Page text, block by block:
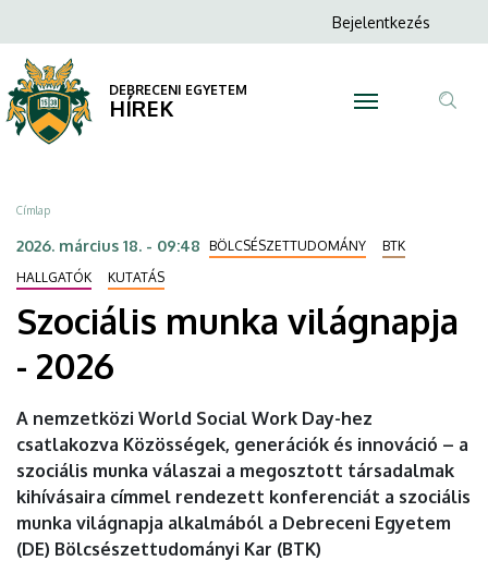
munka
világnapja
2026
DEBRECENI
EGYETEM
a
tartalomra
Anonim
menüje
Bejelentkezés
DEBRECENI EGYETEM
HÍREK
Morzsa
Címlap
2026. március 18. - 09:48 BÖLCSÉSZETTUDOMÁNY
BTK
HALLGATÓK
KUTATÁS
Szociális munka világnapja
- 2026
A nemzetközi World Social Work Day-hez
csatlakozva Közösségek, generációk és innováció – a
szociális munka válaszai a megosztott társadalmak
kihívásaira címmel rendezett konferenciát a szociális
munka világnapja alkalmából a Debreceni Egyetem
(DE) Bölcsészettudományi Kar (BTK)